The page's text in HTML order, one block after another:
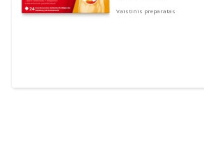
Vaistinis preparatas